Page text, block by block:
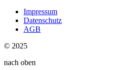
Impressum
Datenschutz
AGB
© 2025
nach oben